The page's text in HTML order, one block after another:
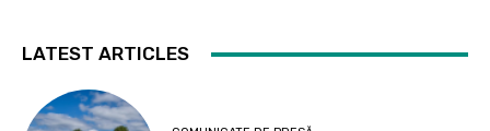
LATEST ARTICLES